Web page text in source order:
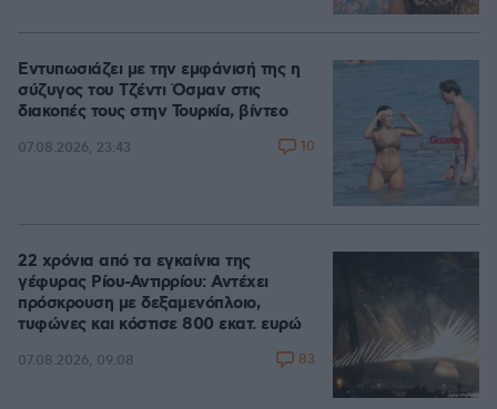
Εντυπωσιάζει με την εμφάνισή της η
σύζυγος του Τζέντι Όσμαν στις
διακοπές τους στην Τουρκία, βίντεο
07.08.2026, 23:43 10
22 χρόνια από τα εγκαίνια της
γέφυρας Ρίου-Αντιρρίου: Αντέχει
πρόσκρουση με δεξαμενόπλοιο,
τυφώνες και κόστισε 800 εκατ. ευρώ
07.08.2026, 09:08 83